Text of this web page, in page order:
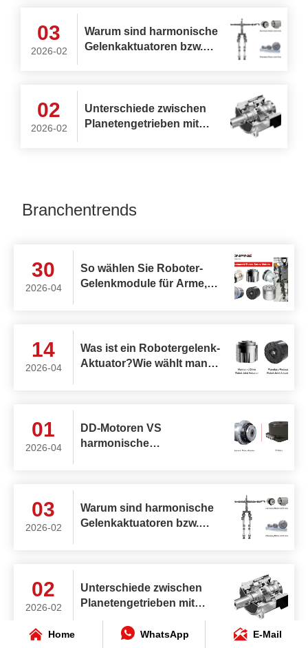
03
2026-02
Warum sind harmonische
Gelenkaktuatoren bzw.
und unteren Gliedmaßen
humanoider Roboter?
02
2026-02
Unterschiede zwischen
Planetengetrieben mit
Branchentrends
30
2026-04
So wählen Sie Roboter-
Gelenkmodule für Arme,
14
2026-04
Was ist ein Robotergelenk-
Aktuator?Wie wählt man
01
2026-04
DD-Motoren VS
harmonische
03
2026-02
Warum sind harmonische
Gelenkaktuatoren bzw.
unteren Gliedmaßen
humanoider Roboter?
02
2026-02
Unterschiede zwischen
Planetengetrieben mit
Stirnrädern und
Planetengetrieben mit
 Home  WhatsApp  E-Mail